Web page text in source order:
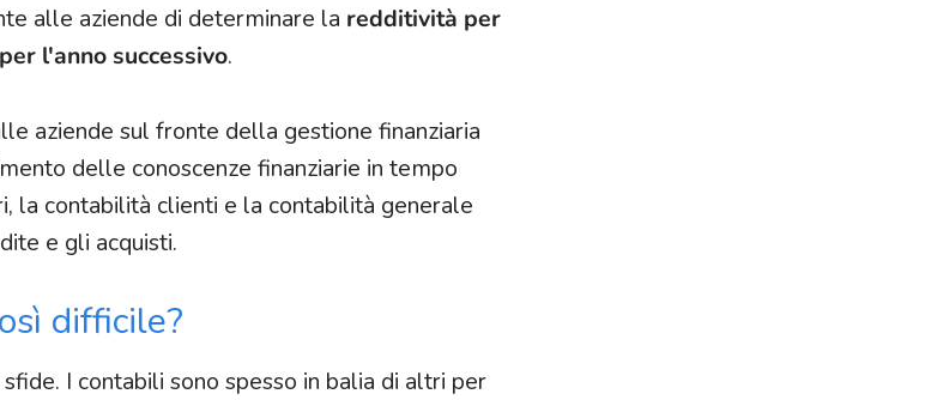
alle aziende di determinare la redditività per
l'anno successivo.
aziende sul fronte della gestione finanziaria
delle conoscenze finanziarie in tempo
la contabilità clienti e la contabilità generale
e gli acquisti.
difficile?
I contabili sono spesso in balia di altri per